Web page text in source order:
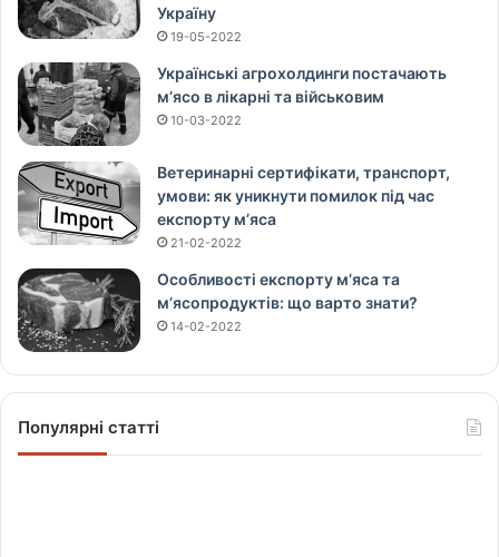
Україну
19-05-2022
Українські агрохолдинги постачають
м’ясо в лікарні та військовим
10-03-2022
Ветеринарні сертифікати, транспорт,
умови: як уникнути помилок під час
експорту м’яса
21-02-2022
Особливості експорту м’яса та
м’ясопродуктів: що варто знати?
14-02-2022
Популярні статті